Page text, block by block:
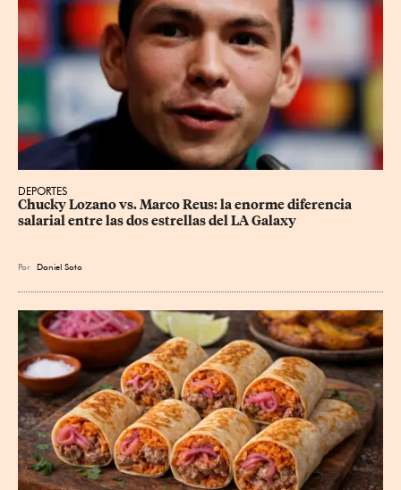
DEPORTES
Chucky Lozano vs. Marco Reus: la enorme diferencia
salarial entre las dos estrellas del LA Galaxy
Por Daniel Soto